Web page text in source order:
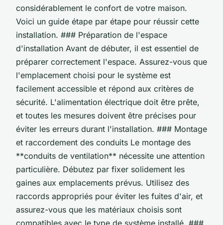
considérablement le confort de votre maison.
Voici un guide étape par étape pour réussir cette
installation. ### Préparation de l'espace
d'installation Avant de débuter, il est essentiel de
préparer correctement l'espace. Assurez-vous que
l'emplacement choisi pour le système est
facilement accessible et répond aux critères de
sécurité. L'alimentation électrique doit être prête,
et toutes les mesures doivent être précises pour
éviter les erreurs durant l'installation. ### Montage
et raccordement des conduits Le montage des
**conduits de ventilation** nécessite une attention
particulière. Débutez par fixer solidement les
gaines aux emplacements prévus. Utilisez des
raccords appropriés pour éviter les fuites d'air, et
assurez-vous que les matériaux choisis sont
compatibles avec le type de système installé. ###